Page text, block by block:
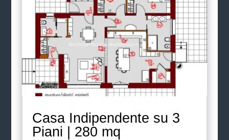
Casa Indipendente su 3
Piani | 280 mq